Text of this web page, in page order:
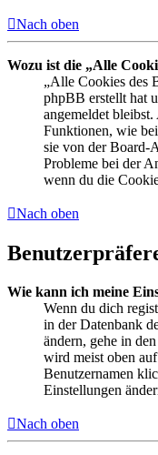
Nach oben
Wozu ist die „Alle
„Alle Cookies des
phpBB erstellt hat
angemeldet
Funktionen, wie
sie von der Board-
Probleme bei der
wenn du die
Nach oben
Wie kann ich meine
Wenn du dich
in der Datenbank
ändern, gehe in
wird meist oben
Benutzernamen
Einstellungen
Nach oben